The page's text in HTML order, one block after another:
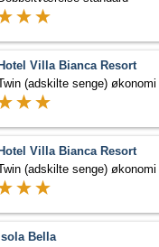
Hotel Villa Bianca Resort
(adskilte senge) økonomi
Hotel Villa Bianca Resort
(adskilte senge) økonomi
Isola Bella